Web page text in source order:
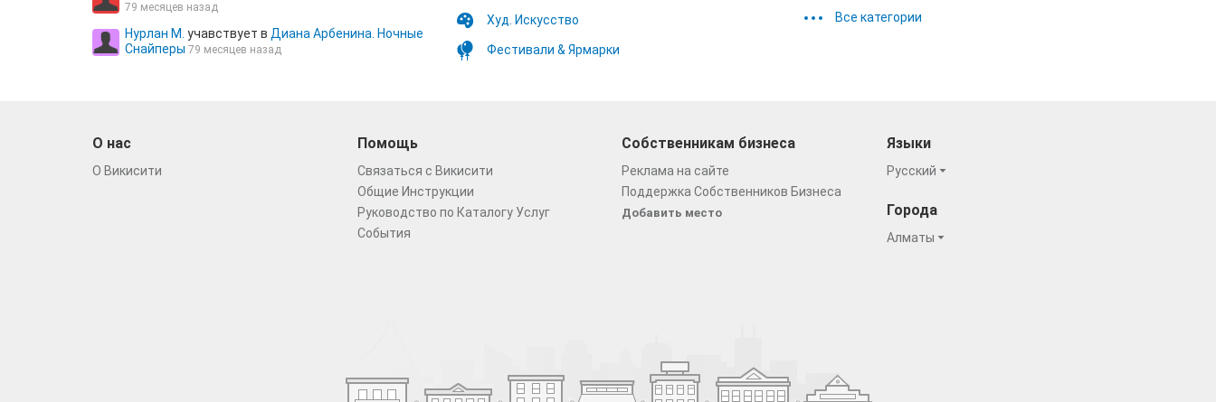
79 месяцев назад
Нурлан М. учавствует в Диана Арбенина. Ночные
Снайперы 79 месяцев назад
Худ. Искусство
Фестивали & Ярмарки
Все категории
О нас
О Викисити
Помощь
Связаться с Викисити
Общие Инструкции
Руководство по Каталогу Услуг
События
Собственникам бизнеса
Реклама на сайте
Поддержка Собственников Бизнеса
Добавить место
Языки
Русский
Города
Алматы